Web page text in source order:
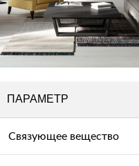
ПАРАМЕТР
Связующее вещество